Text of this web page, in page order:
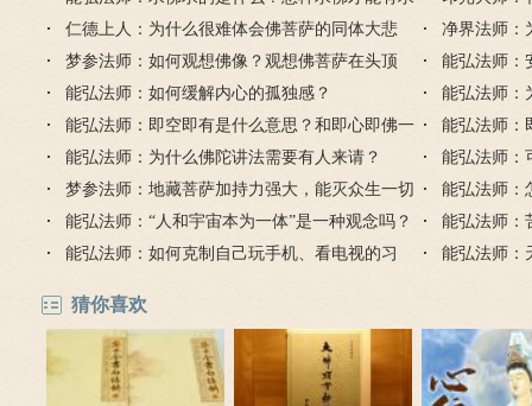
必应？
可以
仁德上人：为什么很难体会佛菩萨的同体大悲
心？
净界法师：
由
梦参法师：如何观想佛像？观想佛菩萨在头顶
能弘法师：
能弘法师：如何缓解内心的孤独感？
能弘法师：
时候出现的
能弘法师：即空即有是什么意思？和即心即佛一
样吗？
能弘法师：
即佛？
能弘法师：为什么佛陀讲法需要有人来请？
能弘法师：
能成功吗？
梦参法师：地藏菩萨加持力强大，能灭众生一切
罪业
能弘法师：
能弘法师：“人和宇宙本为一体”是一种观念吗？
能弘法师：
能弘法师：如何克制自己玩手机、看电视的习
能弘法师：
猜你喜欢